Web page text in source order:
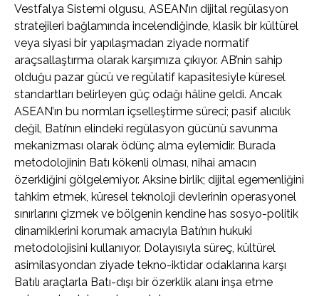
Vestfalya Sistemi olgusu, ASEAN’ın dijital regülasyon
stratejileri bağlamında incelendiğinde, klasik bir kültürel
veya siyasi bir yapılaşmadan ziyade normatif
araçsallaştırma olarak karşımıza çıkıyor. AB’nin sahip
olduğu pazar gücü ve regülatif kapasitesiyle küresel
standartları belirleyen güç odağı hâline geldi. Ancak
ASEAN’ın bu normları içselleştirme süreci; pasif alıcılık
değil, Batı’nın elindeki regülasyon gücünü savunma
mekanizması olarak ödünç alma eylemidir. Burada
metodolojinin Batı kökenli olması, nihai amacın
özerkliğini gölgelemiyor. Aksine birlik; dijital egemenliğini
tahkim etmek, küresel teknoloji devlerinin operasyonel
sınırlarını çizmek ve bölgenin kendine has sosyo-politik
dinamiklerini korumak amacıyla Batı’nın hukuki
metodolojisini kullanıyor. Dolayısıyla süreç, kültürel
asimilasyondan ziyade tekno-iktidar odaklarına karşı
Batılı araçlarla Batı-dışı bir özerklik alanı inşa etme